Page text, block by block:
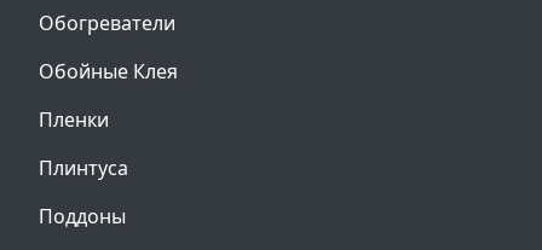
Обогреватели
Обойные Клея
Пленки
Плинтуса
Поддоны